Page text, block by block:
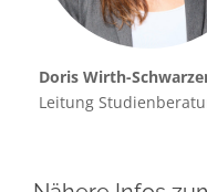
Doris Wirth-
Leitung